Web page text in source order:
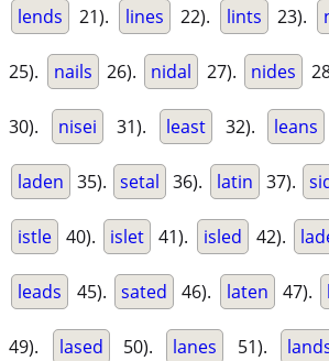
lends 21). lines 22). lints 23).
25). nails 26). nidal 27). nides
30). nisei 31). least 32). leans
laden 35). setal 36). latin 37).
istle 40). islet 41). isled 42).
leads 45). sated 46). laten 47).
49). lased 50). lanes 51).